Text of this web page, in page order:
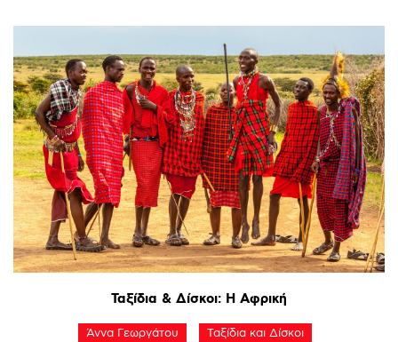
Ταξίδια & Δίσκοι: Η Αφρική
Άννα Γεωργάτου Ταξίδια και Δίσκοι